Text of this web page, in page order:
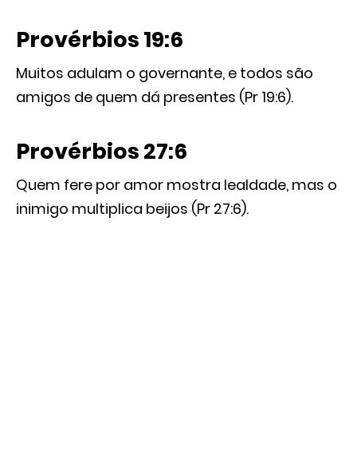
Provérbios 19:6
Muitos adulam o governante, e todos são
amigos de quem dá presentes (Pr 19:6).
Provérbios 27:6
Quem fere por amor mostra lealdade, mas o
inimigo multiplica beijos (Pr 27:6).